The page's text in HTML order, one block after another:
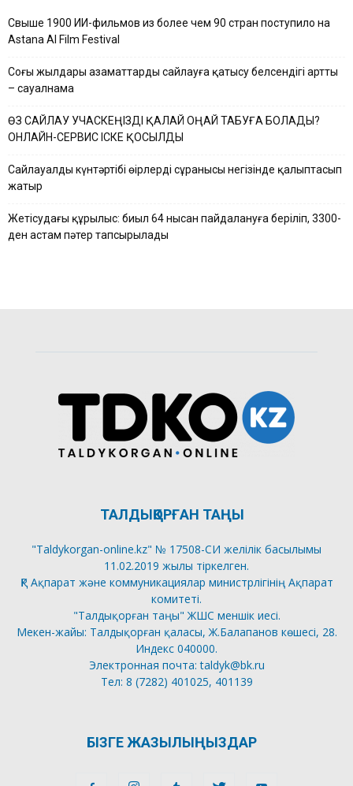
Свыше 1900 ИИ-фильмов из более чем 90 стран поступило на
Astana AI Film Festival
Соңғы жылдары азаматтардың сайлауға қатысу белсендігі артты
– сауалнама
ӨЗ САЙЛАУ УЧАСКЕҢІЗДІ ҚАЛАЙ ОҢАЙ ТАБУҒА БОЛАДЫ?
ОНЛАЙН-СЕРВИС ІСКЕ ҚОСЫЛДЫ
Сайлауалды күнтәртібі өңірлердің сұранысы негізінде қалыптасып
жатыр
Жетісудағы құрылыс: биыл 64 нысан пайдалануға беріліп, 3300-
ден астам пәтер тапсырылады
ТАЛДЫҚОРҒАН ТАҢЫ
"Taldykorgan-online.kz" № 17508-СИ желілік басылымы
11.02.2019 жылы тіркелген.
ҚР Ақпарат және коммуникациялар министрлігінің Ақпарат
комитеті.
"Талдықорған таңы" ЖШС меншік иесі.
Мекен-жайы: Талдықорған қаласы, Ж.Балапанов көшесі, 28.
Индекс 040000.
Электронная почта: taldyk@bk.ru
Тел: 8 (7282) 401025, 401139
БІЗГЕ ЖАЗЫЛЫҢЫЗДАР